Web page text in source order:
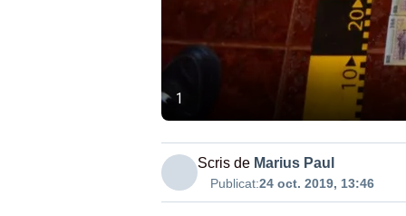
1
Scris de Marius Paul
Publicat:24 oct. 2019, 13:46